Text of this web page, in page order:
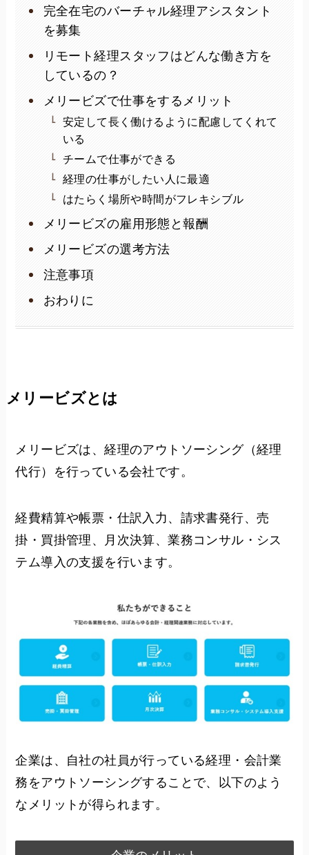
完全在宅のバーチャル経理アシスタント
を募集
リモート経理スタッフはどんな働き方を
しているの？
メリービズで仕事をするメリット
安定して長く働けるように配慮してくれて
いる
チームで仕事ができる
経理の仕事がしたい人に最適
はたらく場所や時間がフレキシブル
メリービズの雇用形態と報酬
メリービズの選考方法
注意事項
おわりに
メリービズとは
メリービズは、経理のアウトソーシング（経理
代行）を行っている会社です。
経費精算や帳票・仕訳入力、請求書発行、売
掛・買掛管理、月次決算、業務コンサル・シス
テム導入の支援を行います。
企業は、自社の社員が行っている経理・会計業
務をアウトソーシングすることで、以下のよう
なメリットが得られます。